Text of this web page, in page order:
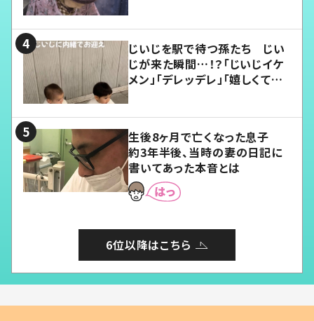
じいじを駅で待つ孫たち じい
じが来た瞬間…！？「じいじイケ
メン」「デレッデレ」「嬉しくて可
生後8ヶ月で亡くなった息子
約3年半後、当時の妻の日記に
書いてあった本音とは
6位以降はこちら